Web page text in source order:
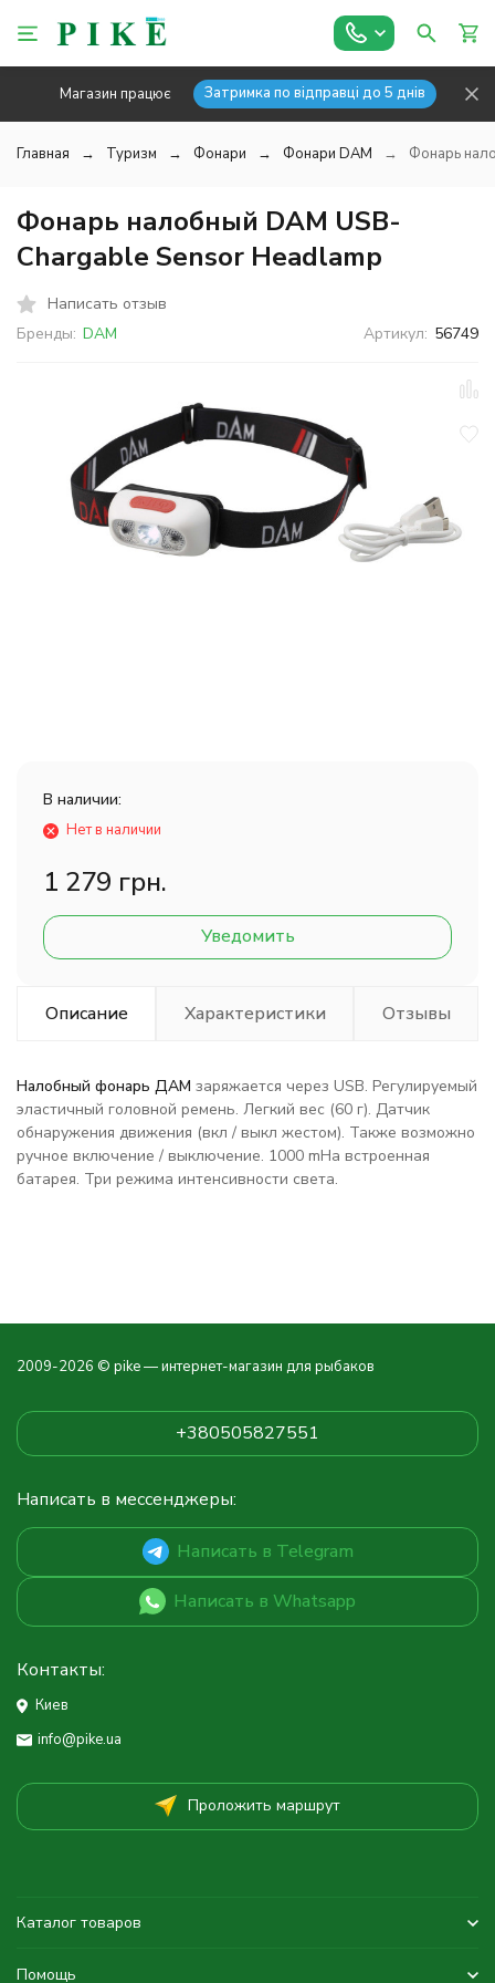
Магазин працює Затримка по відправці до 5 днів
Главная Туризм Фонари Фонари DAM Фонарь
Фонарь налобный DAM USB-
Chargable Sensor Headlamp
Написать отзыв
Бренды: DAM Артикул: 56749
В наличии:
Нет в наличии
1 279 грн.
Уведомить
Описание Характеристики Отзывы
Налобный фонарь ДАМ заряжается через USB. Регулируемый
эластичный головной ремень. Легкий вес (60 г). Датчик
обнаружения движения (вкл / выкл жестом). Также возможно
ручное включение / выключение. 1000 mHa встроенная
батарея. Три режима интенсивности света.
2009-2026 © pike — интернет-магазин для рыбаков
+380505827551
Написать в мессенджеры:
Написать в Telegram
Написать в Whatsapp
Контакты:
Киев
info@pike.ua
Проложить маршрут
Каталог товаров
Помощь